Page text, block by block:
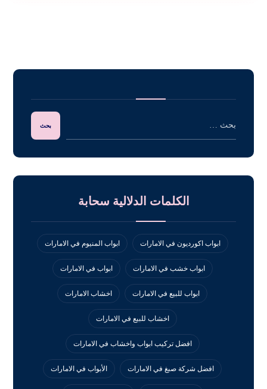
الكلمات الدلالية سحابة
ابواب اكورديون في الامارات ابواب المنيوم في الامارات
ابواب خشب في الامارات ابواب في الامارات
ابواب للبيع في الامارات اخشاب الامارات
اخشاب للبيع في الامارات
افضل تركيب ابواب واخشاب في الامارات
افضل شركة صبغ في الامارات الأبواب في الامارات